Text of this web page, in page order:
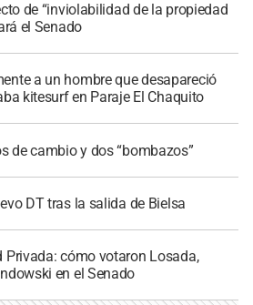
de “inviolabilidad de la propiedad
el Senado
a un hombre que desapareció
kitesurf en Paraje El Chaquito
de cambio y dos “bombazos”
DT tras la salida de Bielsa
Privada: cómo votaron Losada,
en el Senado